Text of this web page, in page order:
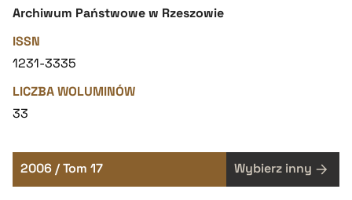
Archiwum Państwowe w Rzeszowie
ISSN
1231-3335
LICZBA WOLUMINÓW
33
2006 / Tom 17 Wybierz inny